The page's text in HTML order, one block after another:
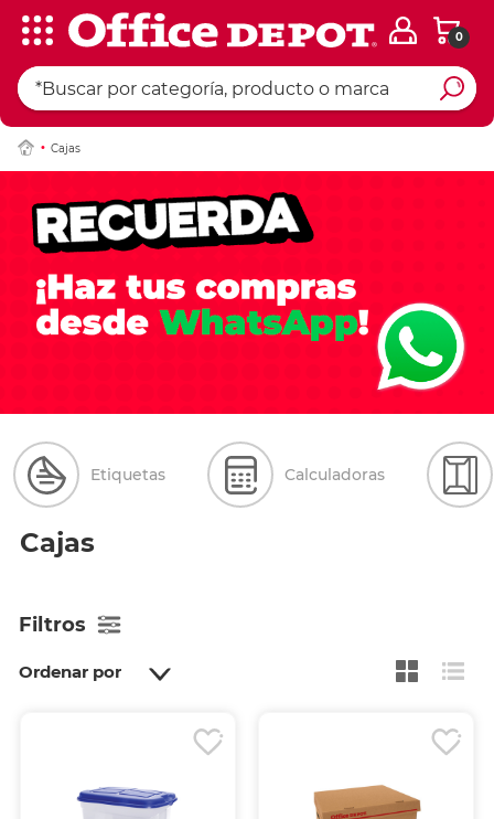
0
Cajas
Etiquetas Calculadoras
Cajas
Filtros
Ordenar por